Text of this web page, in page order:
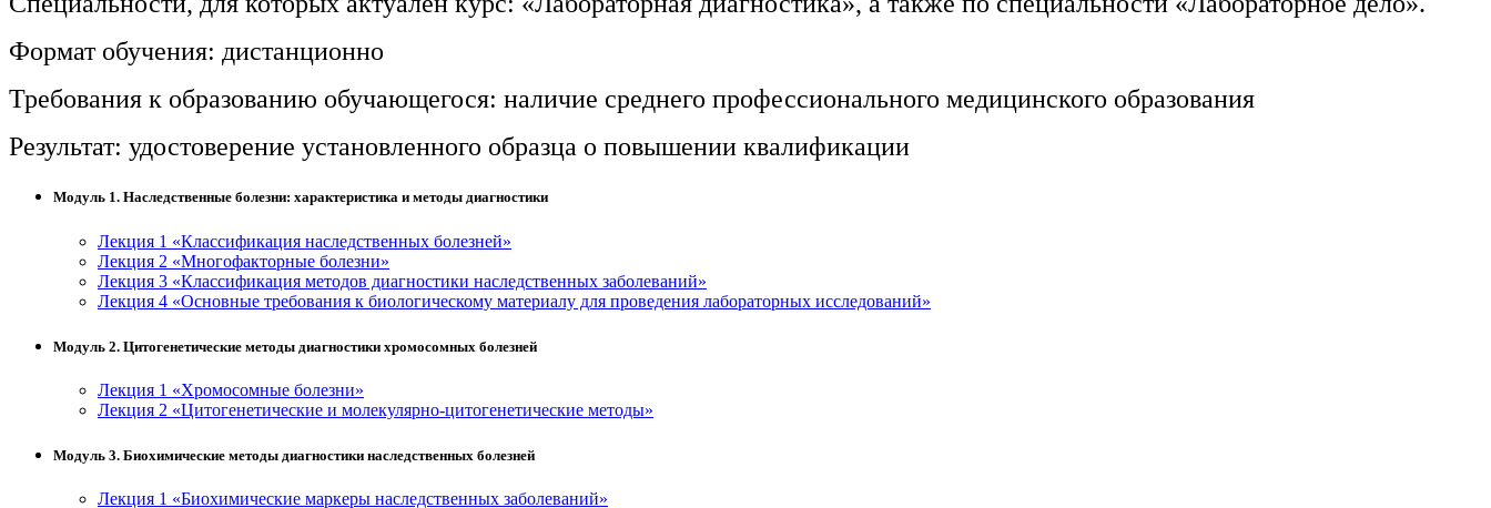
Прикладная геология, горное дело,
Техника и технологии наземного
транспорта
Культура и спорт
Физкультура и спорт
Сервис и туризм
Изобразительное и прикладные виды
Формат обучения: дистанционно
Требования к образованию обучающегося: наличие среднего профессионального медицинского образования
Результат: удостоверение установленного образца о повышении квалификации
Модуль 1. Наследственные болезни: характеристика и методы диагностики
Лекция 1 «Классификация наследственных болезней»
Лекция 2 «Многофакторные болезни»
Лекция 3 «Классификация методов диагностики наследственных заболеваний»
Лекция 4 «Основные требования к биологическому материалу для проведения лабораторных исследований»
Модуль 2. Цитогенетические методы диагностики хромосомных болезней
Лекция 1 «Хромосомные болезни»
Лекция 2 «Цитогенетические и молекулярно-цитогенетические методы»
Модуль 3. Биохимические методы диагностики наследственных болезней
Лекция 1 «Биохимические маркеры наследственных заболеваний»